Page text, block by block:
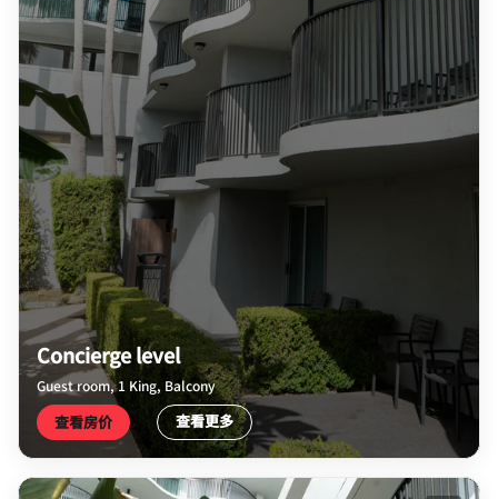
Concierge level
Guest room, 1 King, Balcony
查看房价 查看更多